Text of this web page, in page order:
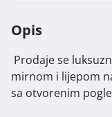
Opis
mirnom i lijepom
sa otvorenim